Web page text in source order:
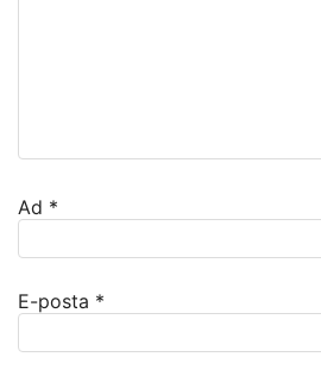
Ad *
E-posta *